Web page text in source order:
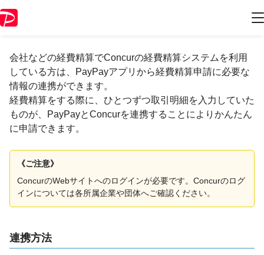
会社などの経費精算でConcurの経費精算システムを利用
している方は、PayPayアプリから経費精算申請に必要な
情報の連携ができます。
経費精算をする際に、ひとつずつ取引明細を入力していた
ものが、PayPayとConcurを連携することによりかんたん
に申請できます。
《ご注意》
ConcurのWebサイトへのログインが必要です。Concurのログ
インについては各所属企業や団体へご確認ください。
連携方法